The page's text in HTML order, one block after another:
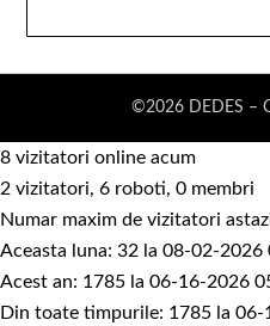
©2026 DEDES –
8 vizitatori online acum
2 vizitatori, 6 roboti, 0 membri
Numar maxim de vizitatori
Aceasta luna: 32 la 08-02-2026
Acest an: 1785 la 06-16-2026
Din toate timpurile: 1785 la